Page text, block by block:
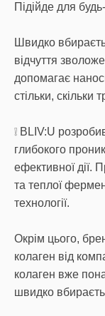
Підійде для
Швидко
відчуття
допомагає
стільки, скільки
❕ BLIV:U
глибокого
ефективної дії.
та теплої
технології.
Окрім цього,
колаген від
колаген вже
швидко